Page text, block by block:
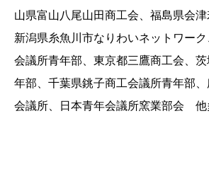
山県富山八尾山田商工会、福島県会津
新潟県糸魚川市なりわいネットワー
会議所青年部、東京都三鷹商工会、
年部、千葉県銚子商工会議所青年部
会議所、日本青年会議所窯業部会 他